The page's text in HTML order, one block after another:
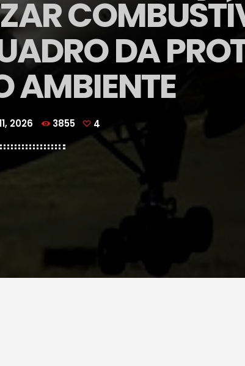
DA
AMBIENTE
2026 3855 4